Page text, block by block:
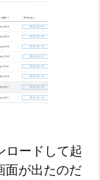
ロードして起
面が出たのだ